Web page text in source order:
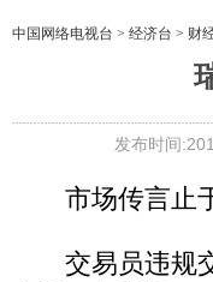
中国网络电视台 > 经济台 > 财
发布时间
市场传言止
交易员违规交